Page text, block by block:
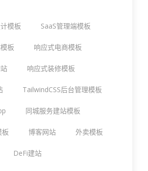
模板 SaaS管理端模板
板 响应式电商模板
响应式装修模板
TailwindCSS后台管理模板
同城服务建站模板
板 博客网站 外卖模板
DeFi建站